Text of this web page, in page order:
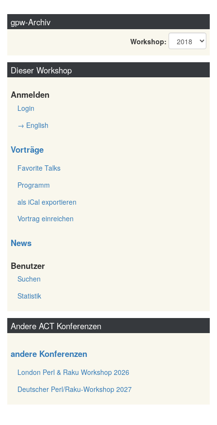
gpw-Archiv
Workshop:
Dieser Workshop
Anmelden
Login
→ English
Vorträge
Favorite Talks
Programm
als iCal exportieren
Vortrag einreichen
News
Benutzer
Suchen
Statistik
Andere ACT Konferenzen
andere Konferenzen
London Perl & Raku Workshop 2026
Deutscher Perl/Raku-Workshop 2027